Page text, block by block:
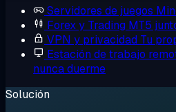
Servidores de juegos
Forex y Trading MT5
VPN y privacidad Tu
Estación de trabajo
nunca duerme
Solución